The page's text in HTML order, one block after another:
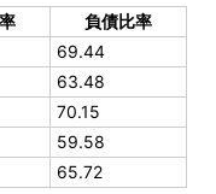
負債比率
69.44
63.48
70.15
59.58
65.72